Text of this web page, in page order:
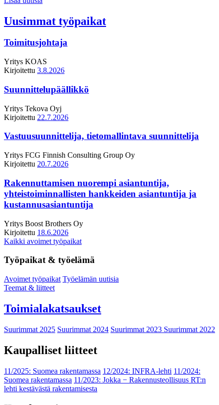
Uusimmat työpaikat
Toimitusjohtaja
Yritys KOAS
Kirjoitettu 3.8.2026
Suunnittelupäällikkö
Yritys Tekova Oyj
Kirjoitettu 22.7.2026
Vastuusuunnittelija, tietomallintava suunnittelija
Yritys FCG Finnish Consulting Group Oy
Kirjoitettu 20.7.2026
Rakennuttamisen nuorempi asiantuntija,
yhteistoiminnallisten hankkeiden asiantuntija ja
kustannusasiantuntija
Yritys Boost Brothers Oy
Kirjoitettu 18.6.2026
Kaikki avoimet työpaikat
Työpaikat & työelämä
Avoimet työpaikat Työelämän uutisia
Teemat & liitteet
Toimialakatsaukset
Suurimmat 2025 Suurimmat 2024 Suurimmat 2023 Suurimmat 2022
Kaupalliset liitteet
11/2025: Suomea rakentamassa 12/2024: INFRA-lehti 11/2024:
Suomea rakentamassa 11/2023: Jokka − Rakennusteollisuus RT:n
lehti kestävästä rakentamisesta